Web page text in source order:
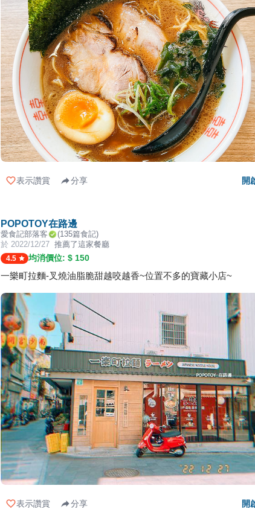
表示讚賞 分享 開
POPOTOY在路邊
愛食記部落客 (135篇食記)
於 2022/12/27 推薦了這家餐廳
4.5 均消價位: $ 150
一樂町拉麵-叉燒油脂脆甜越咬越香~位置不多的寶藏小店~
表示讚賞 分享 開